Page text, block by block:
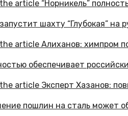
шахту “Глубокая” на
обеспечивает
пошлин на сталь может